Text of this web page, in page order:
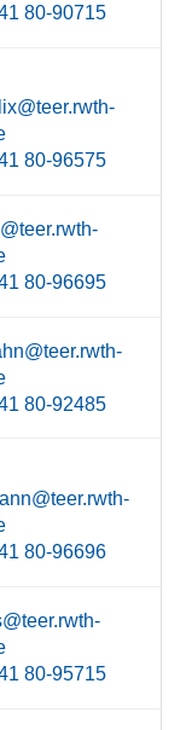
80-90715
80-96575
80-96695
80-92485
80-96696
80-95715